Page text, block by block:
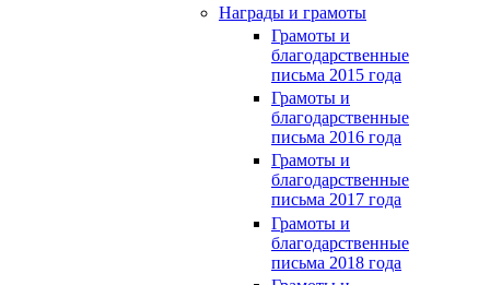
Награды и грамоты
Грамоты и
благодарственные
письма 2015 года
Грамоты и
благодарственные
письма 2016 года
Грамоты и
благодарственные
письма 2017 года
Грамоты и
благодарственные
письма 2018 года